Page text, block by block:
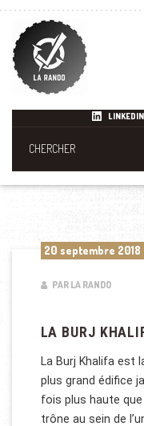
LINKEDIN
20 septembre 2018
PAR LA RANDO
LA BURJ
La Burj Khalifa est
plus grand édifice
fois plus haute
trône au sein de